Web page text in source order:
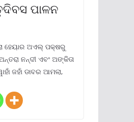
ପାଳନ
ହେୟାର ଅଏଲ୍ ପକ୍ଷରୁ
ନନ୍ଦୀ ଏବଂ ଅଙ୍କିତା
ଜହାଁ ଡାବର ଆମଲା,